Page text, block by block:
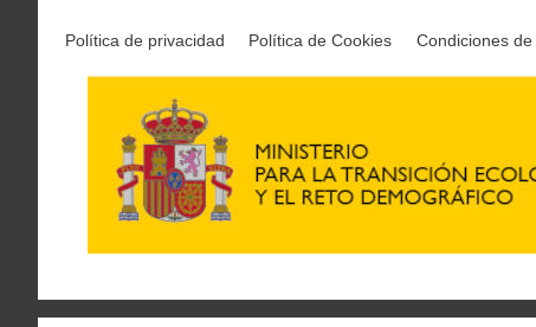
Política de privacidad Política de Cookies Condiciones